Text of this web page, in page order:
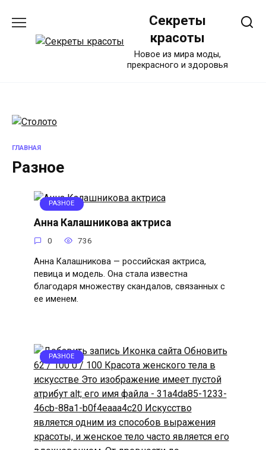
содержанию
Секреты
красоты
Новое из мира моды,
прекрасного и здоровья
ГЛАВНАЯ
Разное
РАЗНОЕ
Анна Калашникова актриса
0 736
Анна Калашникова — российская актриса,
певица и модель. Она стала известна
благодаря множеству скандалов, связанных с
ее именем.
РАЗНОЕ